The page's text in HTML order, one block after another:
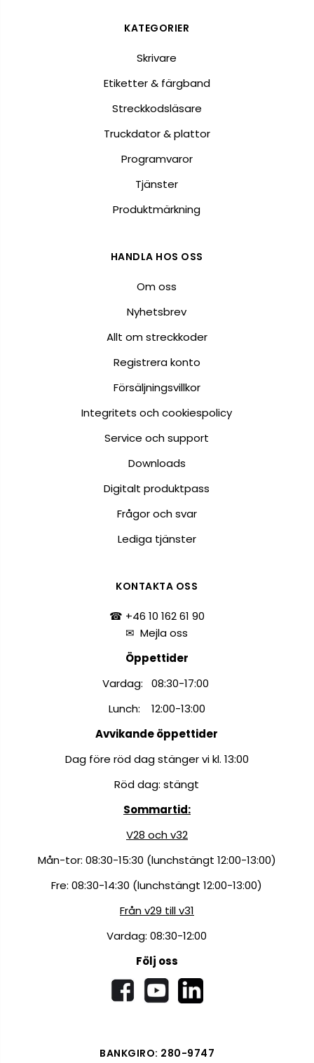
KATEGORIER
Skrivare
Etiketter & färgband
Streckkodsläsare
Truckdator & plattor
Programvaror
Tjänster
Produktmärkning
HANDLA HOS OSS
Om oss
Nyhetsbrev
Allt om streckkoder
Registrera konto
Försäljningsvillkor
Integritets och cookiespolicy
Service och support
Downloads
Digitalt produktpass
Frågor och svar
Lediga tjänster
KONTAKTA OSS
☎ +46 10 162 61 90
✉Mejla oss
Öppettider
Vardag: 08:30-17:00
Lunch: 12:00-13:00
Avvikande öppettider
Dag före röd dag stänger vi kl. 13:00
Röd dag: stängt
Sommartid:
V28 och v32
Mån-tor: 08:30-15:30 (lunchstängt 12:00-13:00)
Fre: 08:30-14:30 (lunchstängt 12:00-13:00)
Från v29 till v31
Vardag: 08:30-12:00
Följ oss
BANKGIRO: 280-9747